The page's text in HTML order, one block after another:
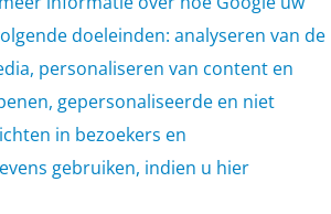
doeleinden: analyseren van de
personaliseren van content en
gepersonaliseerde en niet
in bezoekers en
gebruiken, indien u hier